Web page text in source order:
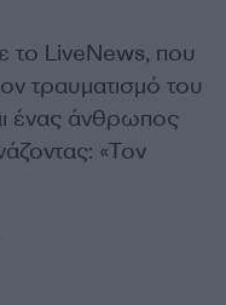
το LiveNews, που
τραυματισμό του
ένας άνθρωπος
«Τον